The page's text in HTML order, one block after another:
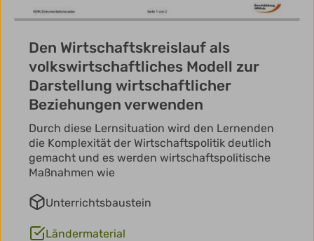
Den Wirtschaftskreislauf als
volkswirtschaftliches Modell zur
Darstellung wirtschaftlicher
Beziehungen verwenden
Durch diese Lernsituation wird den Lernenden
die Komplexität der Wirtschaftspolitik deutlich
gemacht und es werden wirtschaftspolitische
Maßnahmen wie
Unterrichtsbaustein
Ländermaterial